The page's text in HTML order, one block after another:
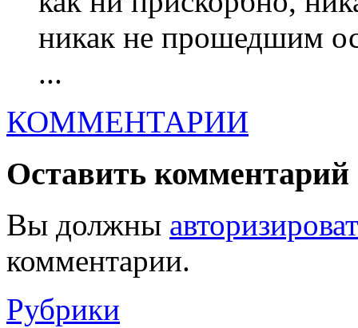
никак не прошедшим
...
КОММЕНТАРИИ
Оставить комментарий
Вы должны
комментарии.
Рубрики